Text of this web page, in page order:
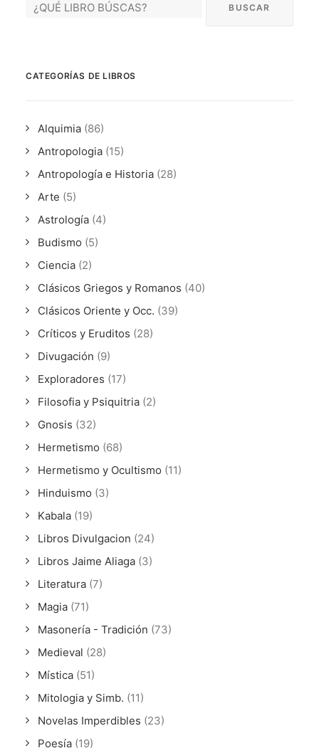
CATEGORÍAS DE LIBROS
Alquimia (86)
Antropologia (15)
Antropología e Historia (28)
Arte (5)
Astrología (4)
Budismo (5)
Ciencia (2)
Clásicos Griegos y Romanos (40)
Clásicos Oriente y Occ. (39)
Críticos y Eruditos (28)
Divugación (9)
Exploradores (17)
Filosofia y Psiquitria (2)
Gnosis (32)
Hermetismo (68)
Hermetismo y Ocultismo (11)
Hinduismo (3)
Kabala (19)
Libros Divulgacion (24)
Libros Jaime Aliaga (3)
Literatura (7)
Magia (71)
Masonería - Tradición (73)
Medieval (28)
Mística (51)
Mitologia y Simb. (11)
Novelas Imperdibles (23)
Poesía (19)